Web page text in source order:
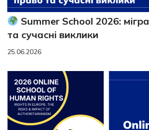
Summer School 2026:
та сучасні виклики
25.06.2026